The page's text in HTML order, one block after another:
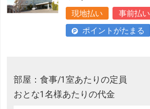
現地払い
事前払い
ポイントがたまる
部屋：食事/1室あたりの定員
おとな1名様あたりの代金